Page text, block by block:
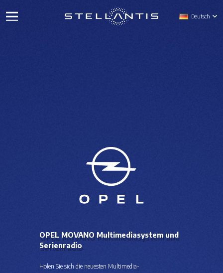
Deutsch
OPEL MOVANO Multimediasystem und
Serienradio
Holen Sie sich die neuesten Multimedia-